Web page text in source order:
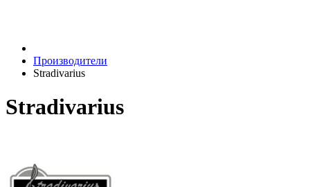
Производители
Stradivarius
Stradivarius